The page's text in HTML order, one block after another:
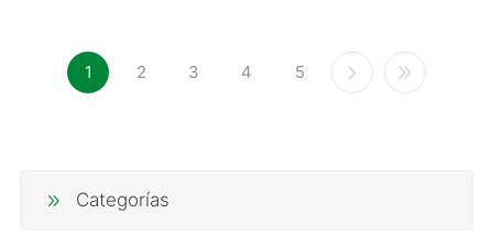
1 2 3 4 5
Categorías